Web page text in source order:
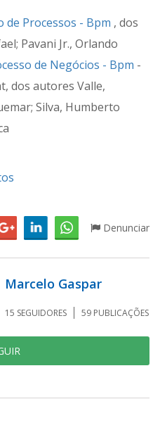
de Processos - Bpm , dos
Pavani Jr., Orlando
de Negócios - Bpm -
dos autores Valle,
Silva, Humberto
Denunciar
Marcelo Gaspar
15 SEGUIDORES 59 PUBLICAÇÕES